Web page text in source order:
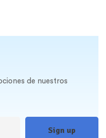
de nuestros